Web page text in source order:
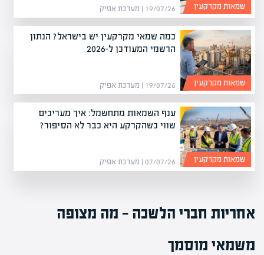
19/07/26 | מערכת אפיק שמאות מקרקעין
כמה שמאי מקרקעין יש בישראל? הנתון
הרשמי המעודכן ל-2026
19/07/26 | מערכת אפיק שמאות מקרקעין
ענף השמאות מתחשמל: איך מעריכים
שווי כשהקרקע היא כבר לא הסיפור?
07/07/26 | מערכת אפיק שמאות מקרקעין
אחריות חברי הלשכה — מה מצופה
משמאי מוסמך